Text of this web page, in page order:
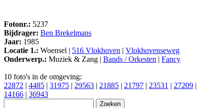
Fotonr.: 5237
Bijdrager: Ben Brekelmans
Jaar: 1985
Locatie 1.: Woensel | 516 Vlokhoven | Vlokhovenseweg
Onderwerp.: Muziek & Zang | Bands / Orkesten | Fancy
10 foto's in de omgeving:
22872 | 4485 | 31975 | 29563 | 21885 | 21797 | 23531 | 27209 |
14166 | 36943